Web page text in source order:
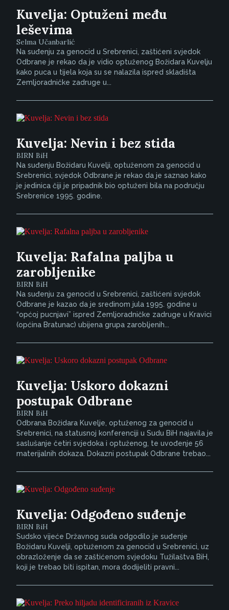
Kuvelja: Optuženi među
leševima
Selma Učanbarlić
Na suđenju za genocid u Srebrenici, zaštićeni svjedok
Odbrane je rekao da je vidio optuženog Božidara Kuvelju
kako puca u tijela koja su se nalazila ispred skladišta
Zemljoradničke zadruge u...
Kuvelja: Nevin i bez stida
BIRN BiH
Na suđenju Božidaru Kuvelji, optuženom za genocid u
Srebrenici, svjedok Odbrane je rekao da je saznao kako
je jedinica čiji je pripadnik bio optuženi bila na području
Srebrenice 1995. godine.
Kuvelja: Rafalna paljba u
zarobljenike
BIRN BiH
Na suđenju za genocid u Srebrenici, zaštićeni svjedok
Odbrane je kazao da je sredinom jula 1995. godine u
“općoj pucnjavi” ispred Zemljoradničke zadruge u Kravici
(općina Bratunac) ubijena grupa zarobljenih...
Kuvelja: Uskoro dokazni
postupak Odbrane
BIRN BiH
Odbrana Božidara Kuvelje, optuženog za genocid u
Srebrenici, na statusnoj konferenciji u Sudu BiH najavila je
saslušanje četiri svjedoka i optuženog, te uvođenje 56
materijalnih dokaza. Dokazni postupak Odbrane trebao...
Kuvelja: Odgođeno suđenje
BIRN BiH
Sudsko vijeće Državnog suda odgodilo je suđenje
Božidaru Kuvelji, optuženom za genocid u Srebrenici, uz
obrazloženje da se zaštićenom svjedoku Tužilaštva BiH,
koji je trebao biti ispitan, mora dodijeliti pravni...